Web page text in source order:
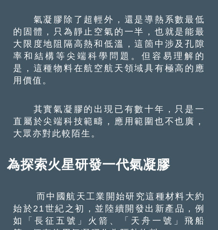
氣凝膠除了超輕外，還是導熱系數最低
的固體，只為靜止空氣的一半，也就是能最
大限度地阻隔高熱和低溫，這箇中涉及孔隙
率和結構等尖端科學問題。但容易理解的
是，這種物料在航空航天領域具有極高的應
用價值。
其實氣凝膠的出現已有數十年，只是一
直屬於尖端科技範疇，應用範圍也不也廣，
大眾亦對此較陌生。
為探索火星研發一代氣凝膠
而中國航天工業開始研究這種材料大約
始於21世紀之初，並陸續開發出新產品，例
如「長征五號」火箭、「天舟一號」飛船